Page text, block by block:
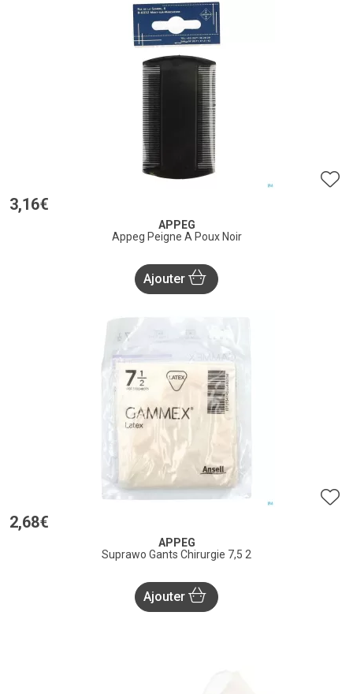
3,16€
APPEG
Appeg Peigne A Poux Noir
Ajouter
2,68€
APPEG
Suprawo Gants Chirurgie 7,5 2
Ajouter